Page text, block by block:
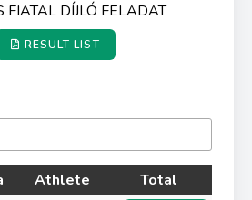
FIATAL DÍJLÓ FELADAT
RESULT LIST
Athlete Total